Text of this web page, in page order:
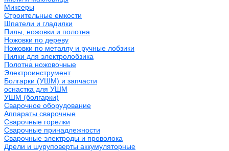
Миксеры
Строительные емкости
Шпатели и гладилки
Пилы, ножовки и полотна
Ножовки по дереву
Ножовки по металлу и ручные лобзики
Пилки для электролобзика
Полотна ножовочные
Электроинструмент
Болгарки (УШМ) и запчасти
оснастка для УШМ
УШМ (болгарки)
Сварочное оборудование
Аппараты сварочные
Сварочные горелки
Сварочные принадлежности
Сварочные электроды и проволока
Дрели и шуруповерты аккумуляторные